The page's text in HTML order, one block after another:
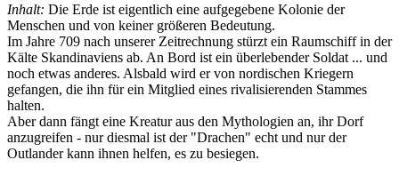
Inhalt: Die Erde ist eigentlich eine aufgegebene Kolonie der
Menschen und von keiner größeren Bedeutung.
Im Jahre 709 nach unserer Zeitrechnung stürzt ein Raumschiff in der
Kälte Skandinaviens ab. An Bord ist ein überlebender Soldat ... und
noch etwas anderes. Alsbald wird er von nordischen Kriegern
gefangen, die ihn für ein Mitglied eines rivalisierenden Stammes
halten.
Aber dann fängt eine Kreatur aus den Mythologien an, ihr Dorf
anzugreifen - nur diesmal ist der "Drachen" echt und nur der
Outlander kann ihnen helfen, es zu besiegen.